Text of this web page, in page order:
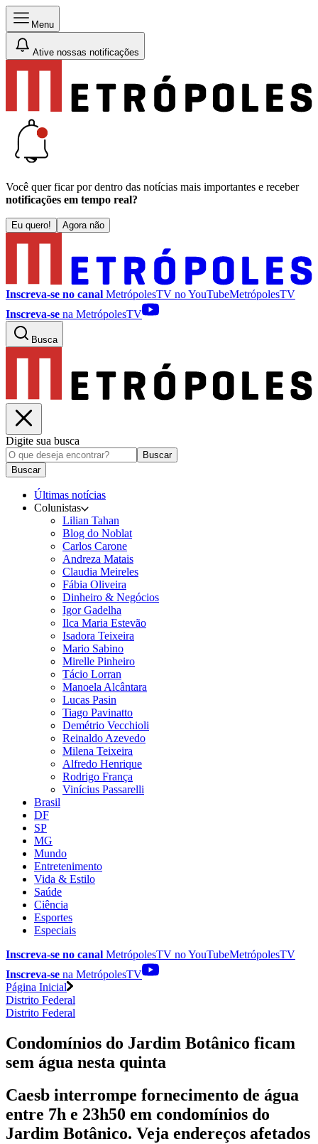
Menu
Ative nossas notificações
Você quer ficar por dentro das notícias mais importantes e receber
notificações em tempo real?
Eu quero! Agora não
Inscreva-se no canal MetrópolesTV noYouTubeMetrópolesTV
Inscreva-se na MetrópolesTV
Busca
Digite sua busca
Buscar
Buscar
Últimas notícias
Colunistas
Lilian Tahan
Blog do Noblat
Carlos Carone
Andreza Matais
Claudia Meireles
Fábia Oliveira
Dinheiro & Negócios
Igor Gadelha
Ilca Maria Estevão
Isadora Teixeira
Mario Sabino
Mirelle Pinheiro
Tácio Lorran
Manoela Alcântara
Lucas Pasin
Tiago Pavinatto
Demétrio Vecchioli
Reinaldo Azevedo
Milena Teixeira
Alfredo Henrique
Rodrigo França
Vinícius Passarelli
Brasil
DF
SP
MG
Mundo
Entretenimento
Vida & Estilo
Saúde
Ciência
Esportes
Especiais
Inscreva-se no canal MetrópolesTV noYouTubeMetrópolesTV
Inscreva-se na MetrópolesTV
Página Inicial
Distrito Federal
Distrito Federal
Condomínios do Jardim Botânico ficam
sem água nesta quinta
Caesb interrompe fornecimento de água
entre 7h e 23h50 em condomínios do
Jardim Botânico. Veja endereços afetados